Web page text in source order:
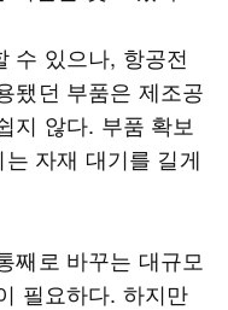
수 있으나, 항공전
됐던 부품은 제조공
지 않다. 부품 확보
자재 대기를 길게
째로 바꾸는 대규모
필요하다. 하지만